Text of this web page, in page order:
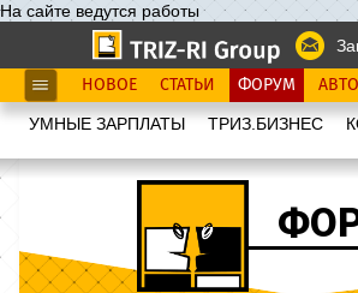
На сайте ведутся работы
НОВОЕ СТАТЬИ ФОРУМ
УМНЫЕ ЗАРПЛАТЫ ТРИЗ.БИЗНЕС